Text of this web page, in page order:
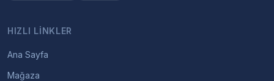
HIZLI LINKLER
Ana Sayfa
Mağaza